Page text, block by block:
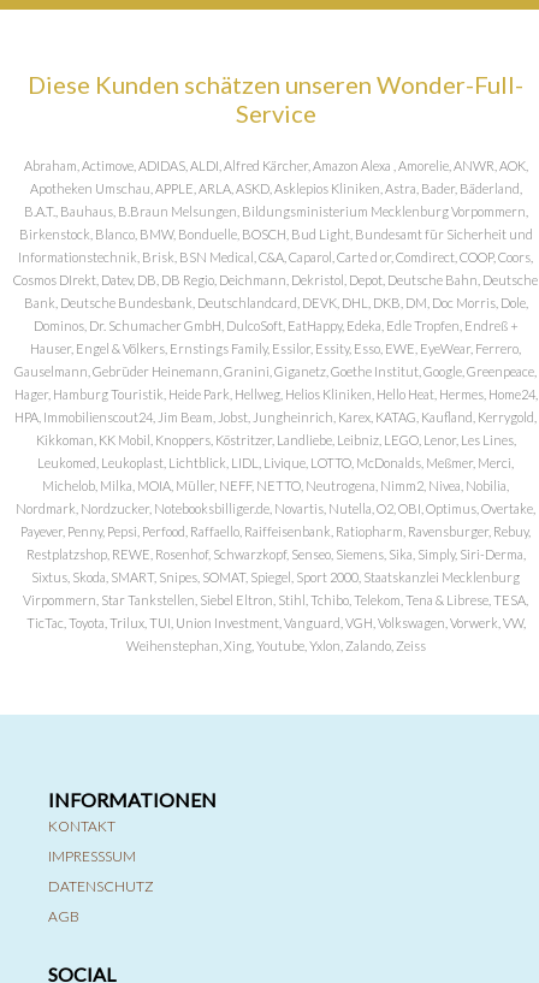
Diese Kunden schätzen unseren Wonder-Full-
Service
Abraham, Actimove, ADIDAS, ALDI, Alfred Kärcher, Amazon Alexa , Amorelie, ANWR, AOK,
Apotheken Umschau, APPLE, ARLA, ASKD, Asklepios Kliniken, Astra, Bader, Bäderland,
B.A.T., Bauhaus, B.Braun Melsungen, Bildungsministerium Mecklenburg Vorpommern,
Birkenstock, Blanco, BMW, Bonduelle, BOSCH, Bud Light, Bundesamt für Sicherheit und
Informationstechnik, Brisk, BSN Medical, C&A, Caparol, Carte d or, Comdirect, COOP, Coors,
Cosmos DIrekt, Datev, DB, DB Regio, Deichmann, Dekristol, Depot, Deutsche Bahn, Deutsche
Bank, Deutsche Bundesbank, Deutschlandcard, DEVK, DHL, DKB, DM, Doc Morris, Dole,
Dominos, Dr. Schumacher GmbH, DulcoSoft, EatHappy, Edeka, Edle Tropfen, Endreß +
Hauser, Engel & Völkers, Ernstings Family, Essilor, Essity, Esso, EWE, EyeWear, Ferrero,
Gauselmann, Gebrüder Heinemann, Granini, Giganetz, Goethe Institut, Google, Greenpeace,
Hager, Hamburg Touristik, Heide Park, Hellweg, Helios Kliniken, Hello Heat, Hermes, Home24,
HPA, Immobilienscout24, Jim Beam, Jobst, Jungheinrich, Karex, KATAG, Kaufland, Kerrygold,
Kikkoman, KK Mobil, Knoppers, Köstritzer, Landliebe, Leibniz, LEGO, Lenor, Les Lines,
Leukomed, Leukoplast, Lichtblick, LIDL, Livique, LOTTO, McDonalds, Meßmer, Merci,
Michelob, Milka, MOIA, Müller, NEFF, NETTO, Neutrogena, Nimm2, Nivea, Nobilia,
Nordmark, Nordzucker, Notebooksbilliger.de, Novartis, Nutella, O2, OBI, Optimus, Overtake,
Payever, Penny, Pepsi, Perfood, Raffaello, Raiffeisenbank, Ratiopharm, Ravensburger, Rebuy,
Restplatzshop, REWE, Rosenhof, Schwarzkopf, Senseo, Siemens, Sika, Simply, Siri-Derma,
Sixtus, Skoda, SMART, Snipes, SOMAT, Spiegel, Sport 2000, Staatskanzlei Mecklenburg
Virpommern, Star Tankstellen, Siebel Eltron, Stihl, Tchibo, Telekom, Tena & Librese, TESA,
TicTac, Toyota, Trilux, TUI, Union Investment, Vanguard, VGH, Volkswagen, Vorwerk, VW,
Weihenstephan, Xing, Youtube, Yxlon, Zalando, Zeiss
INFORMATIONEN
KONTAKT
IMPRESSSUM
DATENSCHUTZ
AGB
SOCIAL